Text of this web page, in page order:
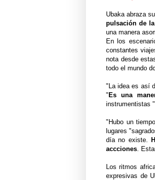
Ubaka abraza
pulsación de
una manera
En los
constantes
nota desde
todo el mundo
"La idea es así
"Es una
instrumentistas
"Hubo un
lugares
día no existe.
accciones .
Los ritmos
expresivas de